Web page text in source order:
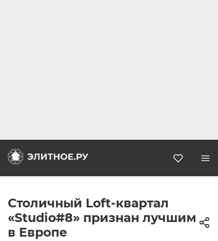
Столичный Loft-квартал
«Studio#8» признан лучшим
в Европе